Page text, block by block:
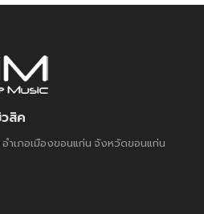
สิค
ำเภอเมืองขอนแก่น จังหวัดขอนแก่น